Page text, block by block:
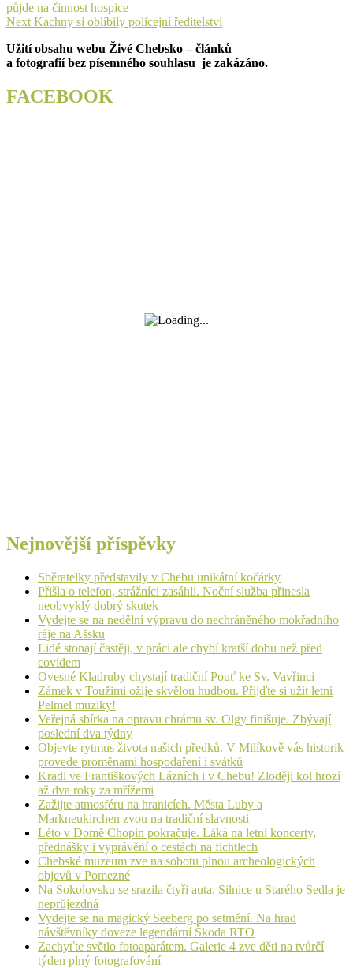
pro
příspěvek
post:
půjde na činnost hospice
Next Next
Kachny si oblíbily policejní ředitelství
Užití obsahu webu Živé Chebsko – článků
a fotografií bez písemného souhlasu je zakázáno.
FACEBOOK
Nejnovější příspěvky
Sběratelky představily v Chebu unikátní kočárky
Přišla o telefon, strážníci zasáhli. Noční služba přinesla
neobvyklý dobrý skutek
Vydejte se na nedělní výpravu do nechráněného mokřadního
ráje na Ašsku
Lidé stonají častěji, v práci ale chybí kratší dobu než před
covidem
Ovesné Kladruby chystají tradiční Pouť ke Sv. Vavřinci
Zámek v Toužimi ožije skvělou hudbou. Přijďte si užít letní
Pelmel muziky!
Veřejná sbírka na opravu chrámu sv. Olgy finišuje. Zbývají
poslední dva týdny
Objevte rytmus života našich předků. V Milíkově vás historik
provede proměnami hospodaření i svátků
Kradl ve Františkových Lázních i v Chebu! Zloději kol hrozí
až dva roky za mřížemi
Zažijte atmosféru na hranicích. Města Luby a
Markneukirchen zvou na tradiční slavnosti
Léto v Domě Chopin pokračuje. Láká na letní koncerty,
přednášky i vyprávění o cestách na fichtlech
Chebské muzeum zve na sobotu plnou archeologických
objevů v Pomezné
Na Sokolovsku se srazila čtyři auta. Silnice u Starého Sedla je
neprůjezdná
Vydejte se na magický Seeberg po setmění. Na hrad
návštěvníky doveze legendární Škoda RTO
Zachyťte světlo fotoaparátem. Galerie 4 zve děti na tvůrčí
týden plný fotografování